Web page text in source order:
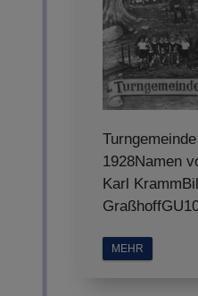
1928Namen
Karl
MEHR